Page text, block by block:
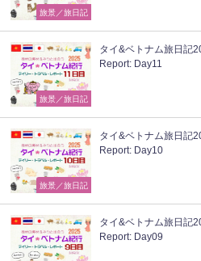
旅景／旅日記
旅景／旅日記
タイ&ベトナム旅日記
Report: Day11
旅景／旅日記
タイ&ベトナム旅日記
Report: Day10
タイ&ベトナム旅日記
Report: Day09